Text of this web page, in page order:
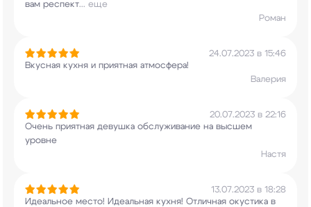
вам респект... еще
Роман
24.07.2023 в 15:46
Вкусная кухня и приятная атмосфера!
Валерия
20.07.2023 в 22:16
Очень приятная девушка обслуживание на высшем
уровне
Настя
13.07.2023 в 18:28
Идеальное место! Идеальная кухня! Отличная окустика в